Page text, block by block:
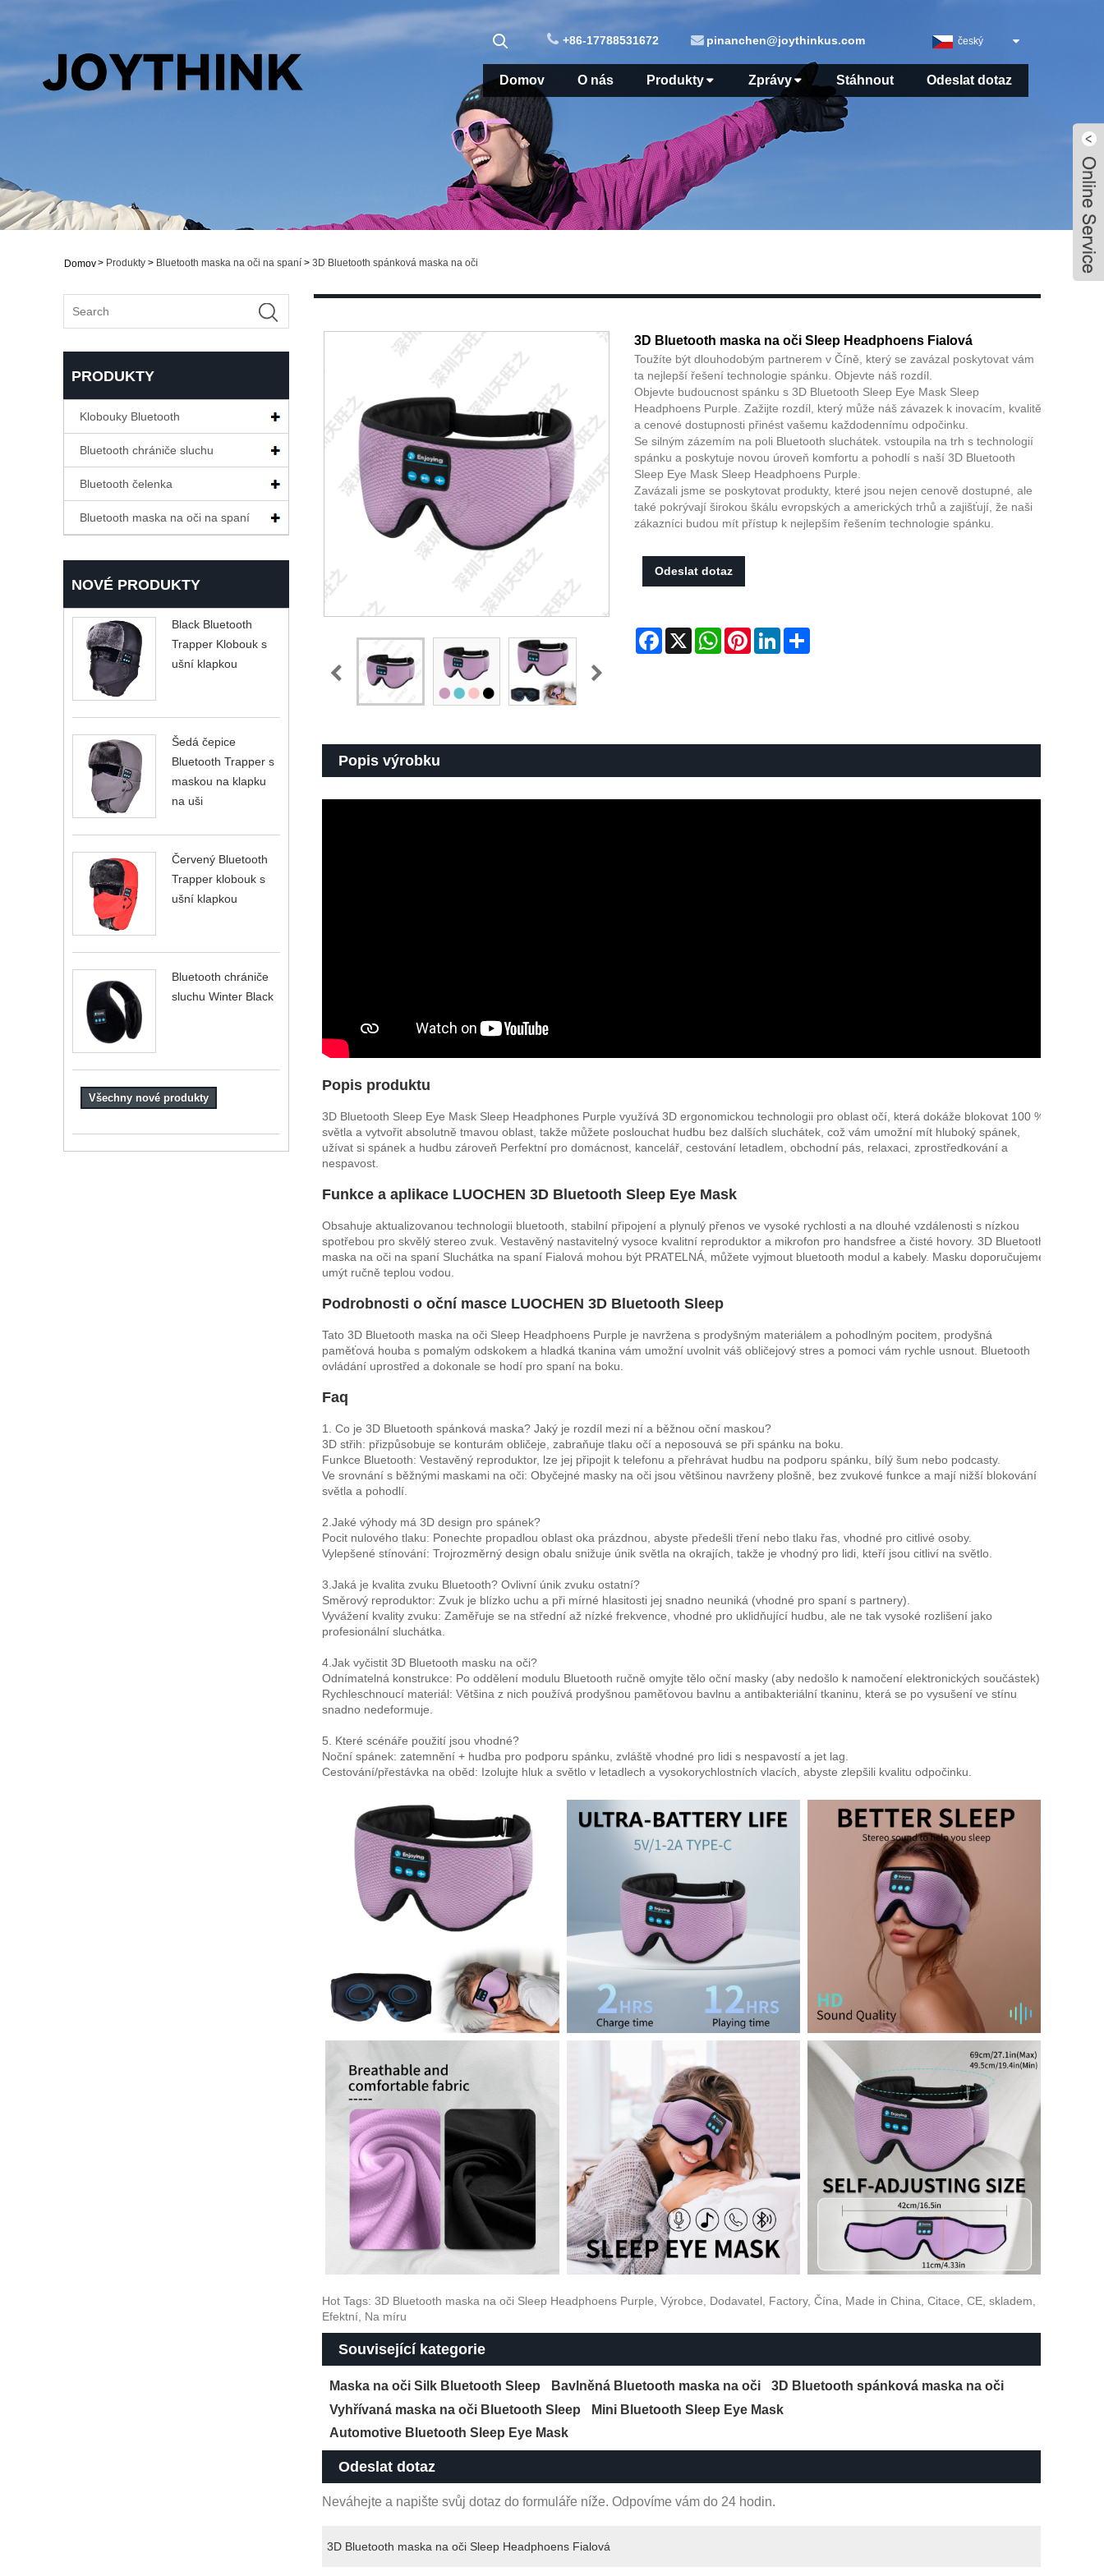
český
+86-17788531672 pinanchen@joythinkus.com
Domov O nás Produkty Zprávy Stáhnout Odeslat dotaz
Domov> Produkty > Bluetooth maska ​​na oči na spaní > 3D Bluetooth spánková maska ​​na oči
PRODUKTY
Klobouky Bluetooth
Bluetooth chrániče sluchu
Bluetooth čelenka
Bluetooth maska ​​na oči na spaní
NOVÉ PRODUKTY
Black Bluetooth
Trapper Klobouk s
ušní klapkou
Šedá čepice
Bluetooth Trapper s
maskou na klapku
na uši
Červený Bluetooth
Trapper klobouk s
ušní klapkou
Bluetooth chrániče
sluchu Winter Black
Všechny nové produkty
3D Bluetooth maska ​​na oči Sleep Headphoens Fialová
Toužíte být dlouhodobým partnerem v Číně, který se zavázal poskytovat vám
ta nejlepší řešení technologie spánku. Objevte náš rozdíl.
Objevte budoucnost spánku s 3D Bluetooth Sleep Eye Mask Sleep
Headphoens Purple. Zažijte rozdíl, který může náš závazek k inovacím, kvalitě
a cenové dostupnosti přinést vašemu každodennímu odpočinku.
Se silným zázemím na poli Bluetooth sluchátek. vstoupila na trh s technologií
spánku a poskytuje novou úroveň komfortu a pohodlí s naší 3D Bluetooth
Sleep Eye Mask Sleep Headphoens Purple.
Zavázali jsme se poskytovat produkty, které jsou nejen cenově dostupné, ale
také pokrývají širokou škálu evropských a amerických trhů a zajišťují, že naši
zákazníci budou mít přístup k nejlepším řešením technologie spánku.
Odeslat dotaz
Facebook
X WhatsAppPinterestLinkedIn
Popis výrobku
Popis produktu
3D Bluetooth Sleep Eye Mask Sleep Headphones Purple využívá 3D ergonomickou technologii pro oblast očí, která dokáže blokovat 100 %
světla a vytvořit absolutně tmavou oblast, takže můžete poslouchat hudbu bez dalších sluchátek, což vám umožní mít hluboký spánek,
užívat si spánek a hudbu zároveň Perfektní pro domácnost, kancelář, cestování letadlem, obchodní pás, relaxaci, zprostředkování a
nespavost.
Funkce a aplikace LUOCHEN 3D Bluetooth Sleep Eye Mask
Obsahuje aktualizovanou technologii bluetooth, stabilní připojení a plynulý přenos ve vysoké rychlosti a na dlouhé vzdálenosti s nízkou
spotřebou pro skvělý stereo zvuk. Vestavěný nastavitelný vysoce kvalitní reproduktor a mikrofon pro handsfree a čisté hovory. 3D Bluetooth
maska ​​na oči na spaní Sluchátka na spaní Fialová mohou být PRATELNÁ, můžete vyjmout bluetooth modul a kabely. Masku doporučujeme
umýt ručně teplou vodou.
Podrobnosti o oční masce LUOCHEN 3D Bluetooth Sleep
Tato 3D Bluetooth maska ​​na oči Sleep Headphoens Purple je navržena s prodyšným materiálem a pohodlným pocitem, prodyšná
paměťová houba s pomalým odskokem a hladká tkanina vám umožní uvolnit váš obličejový stres a pomoci vám rychle usnout. Bluetooth
ovládání uprostřed a dokonale se hodí pro spaní na boku.
Faq
1. Co je 3D Bluetooth spánková maska? Jaký je rozdíl mezi ní a běžnou oční maskou?
3D střih: přizpůsobuje se konturám obličeje, zabraňuje tlaku očí a neposouvá se při spánku na boku.
Funkce Bluetooth: Vestavěný reproduktor, lze jej připojit k telefonu a přehrávat hudbu na podporu spánku, bílý šum nebo podcasty.
Ve srovnání s běžnými maskami na oči: Obyčejné masky na oči jsou většinou navrženy plošně, bez zvukové funkce a mají nižší blokování
světla a pohodlí.
2.Jaké výhody má 3D design pro spánek?
Pocit nulového tlaku: Ponechte propadlou oblast oka prázdnou, abyste předešli tření nebo tlaku řas, vhodné pro citlivé osoby.
Vylepšené stínování: Trojrozměrný design obalu snižuje únik světla na okrajích, takže je vhodný pro lidi, kteří jsou citliví na světlo.
3.Jaká je kvalita zvuku Bluetooth? Ovlivní únik zvuku ostatní?
Směrový reproduktor: Zvuk je blízko uchu a při mírné hlasitosti jej snadno neuniká (vhodné pro spaní s partnery).
Vyvážení kvality zvuku: Zaměřuje se na střední až nízké frekvence, vhodné pro uklidňující hudbu, ale ne tak vysoké rozlišení jako
profesionální sluchátka.
4.Jak vyčistit 3D Bluetooth masku na oči?
Odnímatelná konstrukce: Po oddělení modulu Bluetooth ručně omyjte tělo oční masky (aby nedošlo k namočení elektronických součástek).
Rychleschnoucí materiál: Většina z nich používá prodyšnou paměťovou bavlnu a antibakteriální tkaninu, která se po vysušení ve stínu
snadno nedeformuje.
5. Které scénáře použití jsou vhodné?
Noční spánek: zatemnění + hudba pro podporu spánku, zvláště vhodné pro lidi s nespavostí a jet lag.
Cestování/přestávka na oběd: Izolujte hluk a světlo v letadlech a vysokorychlostních vlacích, abyste zlepšili kvalitu odpočinku.
Hot Tags: 3D Bluetooth maska ​​na oči Sleep Headphoens Purple, Výrobce, Dodavatel, Factory, Čína, Made in China, Citace, CE, skladem,
Efektní, Na míru
Související kategorie
Maska na oči Silk Bluetooth Sleep Bavlněná Bluetooth maska ​​na oči
3D Bluetooth spánková maska ​​na oči
Vyhřívaná maska ​​na oči Bluetooth Sleep
Mini Bluetooth Sleep Eye Mask
Automotive Bluetooth Sleep Eye Mask
Odeslat dotaz
Neváhejte a napište svůj dotaz do formuláře níže. Odpovíme vám do 24 hodin.